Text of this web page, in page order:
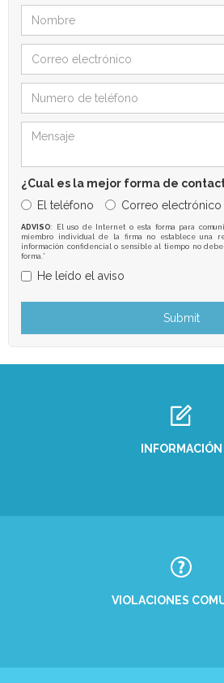
¿Cual es la mejor forma de
El teléfono
Correo electrónico
ADVISO: El uso de Internet o esta forma para
miembro individual de la firma no establece una
información confidencial o sensible al tiempo no
forma.*
He leído el aviso
INFORMACIÓN
VIOLACIONES